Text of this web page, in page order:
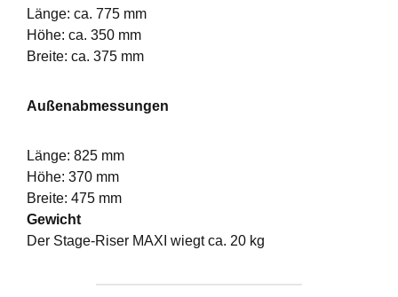
Länge: ca. 775 mm
Höhe: ca. 350 mm
Breite: ca. 375 mm
Außenabmessungen
Länge: 825 mm
Höhe: 370 mm
Breite: 475 mm
Gewicht
Der Stage-Riser MAXI wiegt ca. 20 kg